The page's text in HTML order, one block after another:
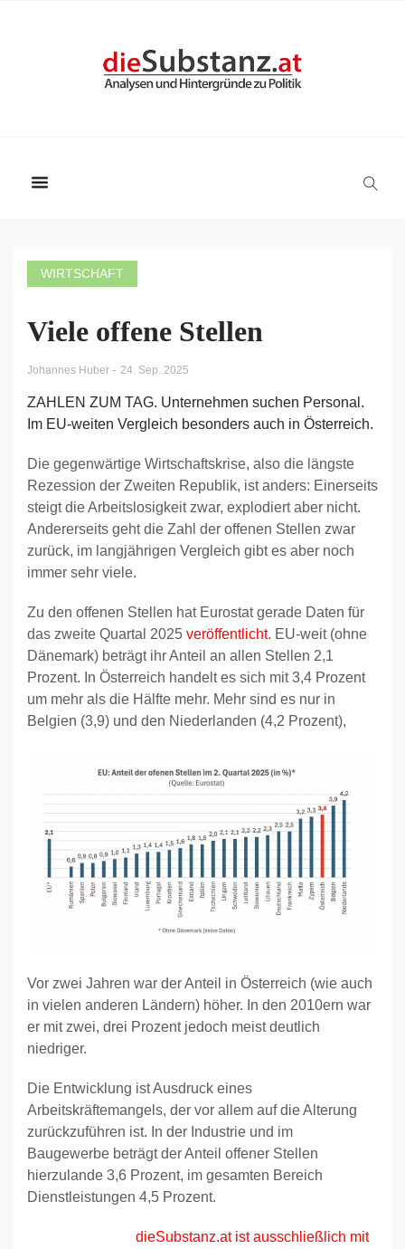
WIRTSCHAFT
Viele offene Stellen
Johannes Huber - 24. Sep. 2025
ZAHLEN ZUM TAG. Unternehmen suchen Personal.
Im EU-weiten Vergleich besonders auch in Österreich.
Die gegenwärtige Wirtschaftskrise, also die längste
Rezession der Zweiten Republik, ist anders: Einerseits
steigt die Arbeitslosigkeit zwar, explodiert aber nicht.
Andererseits geht die Zahl der offenen Stellen zwar
zurück, im langjährigen Vergleich gibt es aber noch
immer sehr viele.
Zu den offenen Stellen hat Eurostat gerade Daten für
das zweite Quartal 2025 veröffentlicht. EU-weit (ohne
Dänemark) beträgt ihr Anteil an allen Stellen 2,1
Prozent. In Österreich handelt es sich mit 3,4 Prozent
um mehr als die Hälfte mehr. Mehr sind es nur in
Belgien (3,9) und den Niederlanden (4,2 Prozent),
Vor zwei Jahren war der Anteil in Österreich (wie auch
in vielen anderen Ländern) höher. In den 2010ern war
er mit zwei, drei Prozent jedoch meist deutlich
niedriger.
Die Entwicklung ist Ausdruck eines
Arbeitskräftemangels, der vor allem auf die Alterung
zurückzuführen ist. In der Industrie und im
Baugewerbe beträgt der Anteil offener Stellen
hierzulande 3,6 Prozent, im gesamten Bereich
Dienstleistungen 4,5 Prozent.
dieSubstanz.at ist ausschließlich mit